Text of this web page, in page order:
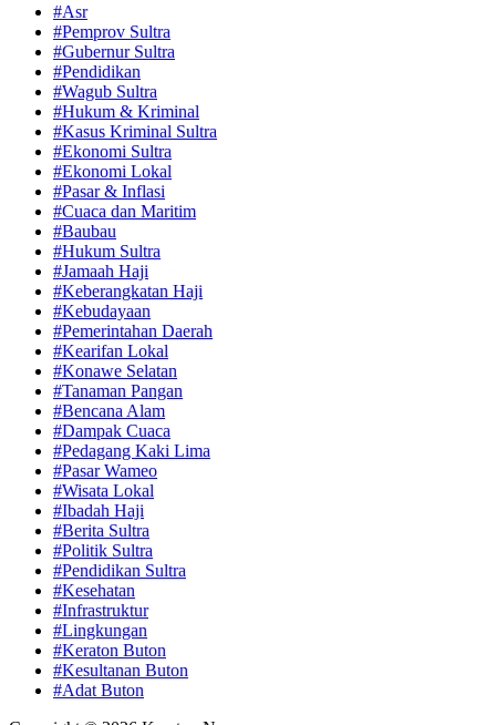
#Asr
#Pemprov Sultra
#Gubernur Sultra
#Pendidikan
#Wagub Sultra
#Hukum & Kriminal
#Kasus Kriminal Sultra
#Ekonomi Sultra
#Ekonomi Lokal
#Pasar & Inflasi
#Cuaca dan Maritim
#Baubau
#Hukum Sultra
#Jamaah Haji
#Keberangkatan Haji
#Kebudayaan
#Pemerintahan Daerah
#Kearifan Lokal
#Konawe Selatan
#Tanaman Pangan
#Bencana Alam
#Dampak Cuaca
#Pedagang Kaki Lima
#Pasar Wameo
#Wisata Lokal
#Ibadah Haji
#Berita Sultra
#Politik Sultra
#Pendidikan Sultra
#Kesehatan
#Infrastruktur
#Lingkungan
#Keraton Buton
#Kesultanan Buton
#Adat Buton